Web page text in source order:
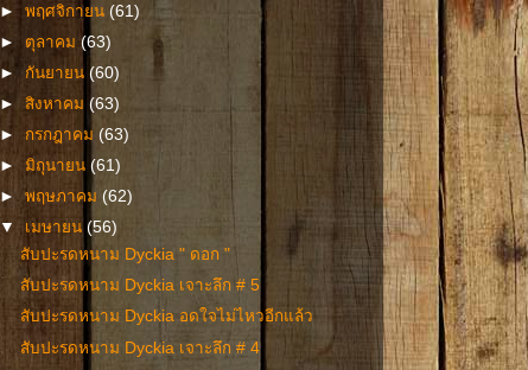
►พฤศจิกายน(61)
► ตุลาคม(63)
► กันยายน(60)
►สิงหาคม(63)
► กรกฎาคม(63)
►มิถุนายน(61)
►พฤษภาคม(62)
▼ เมษายน(56)
สับปะรดหนาม Dyckia " ดอก "
สับปะรดหนาม Dyckia เจาะลึก # 5
สับปะรดหนาม Dyckia อดใจไม่ไหวอีกแล้ว
สับปะรดหนาม Dyckia เจาะลึก # 4